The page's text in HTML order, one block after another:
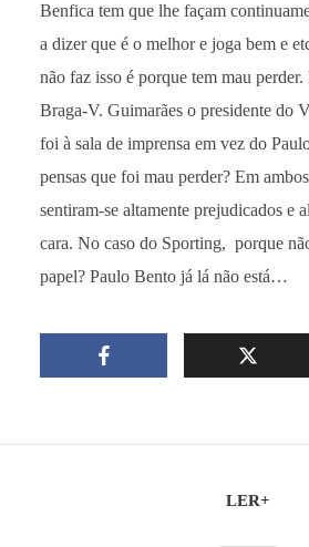
Benfica tem que lhe façam
a dizer que é o melhor e joga bem e
não faz isso é porque tem mau
Braga-V. Guimarães o presidente do
foi à sala de imprensa em vez do
pensas que foi mau perder? Em
sentiram-se altamente prejudicados e
cara. No caso do Sporting, porque
papel? Paulo Bento já lá não está…
LER+